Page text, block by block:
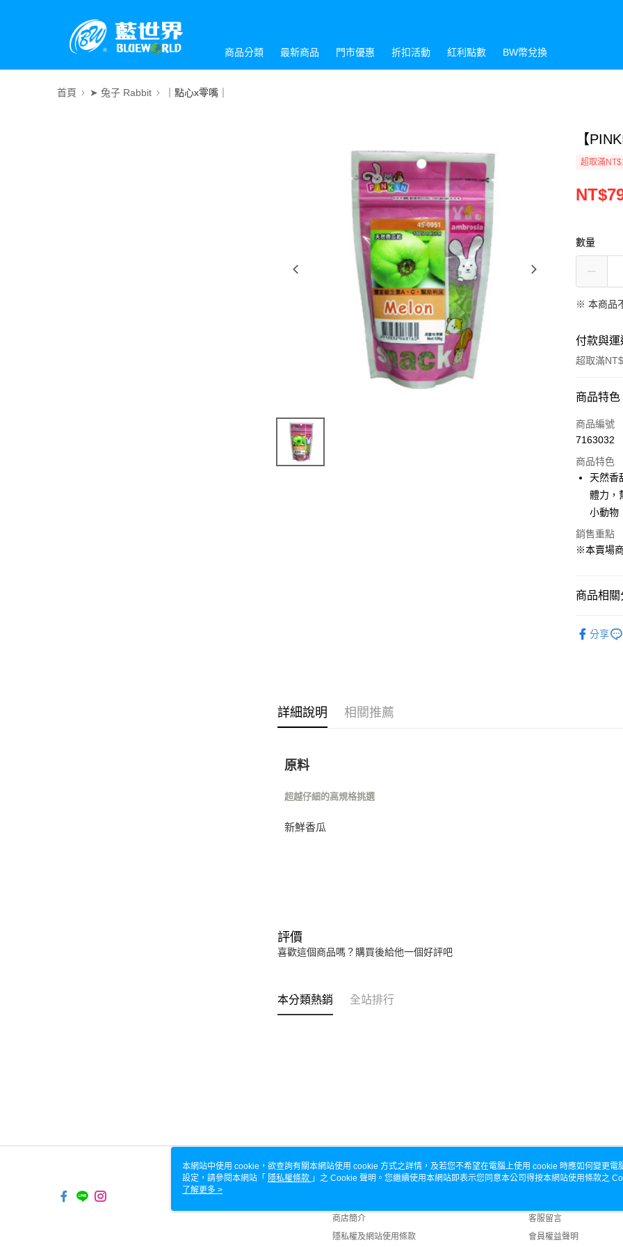
商品分類 最新商品 門市優惠 折扣活動 紅利點數 BW幣兌換
首頁 ➤ 兔子 Rabbit ｜點心x零嘴｜
【
超取滿
數量
※ 本商品
付款與運
超取滿
付款方式
信用卡一次
LINE Pay
Apple Pay
Google
運送方式
每筆
商品特色
商品編號
7163032
商品特色
天然香
體力，
小動物
銷售重點
※本賣場
商品相關
分享
詳細說明 相關推薦
原料
超越仔細的高規格挑選
新鮮香瓜
評價
喜歡這個商品嗎？購買後給他一個好評吧
本分類熱銷 全站排行
關於我們
商店簡介
隱私權及網站使用條款
客服資訊
客服留言
會員權益聲明
本網站中使用 cookie，欲查詢有關本網站使用 cookie 方式之詳情，及若您不希望在電腦上使用 cookie 時應如何變更電
設定，請參閱本網站「 隱私權條款 」之 Cookie 聲明。您繼續使用本網站即表示您同意本公司得按本網站使用條款之
使用 cookie。
了解更多 >